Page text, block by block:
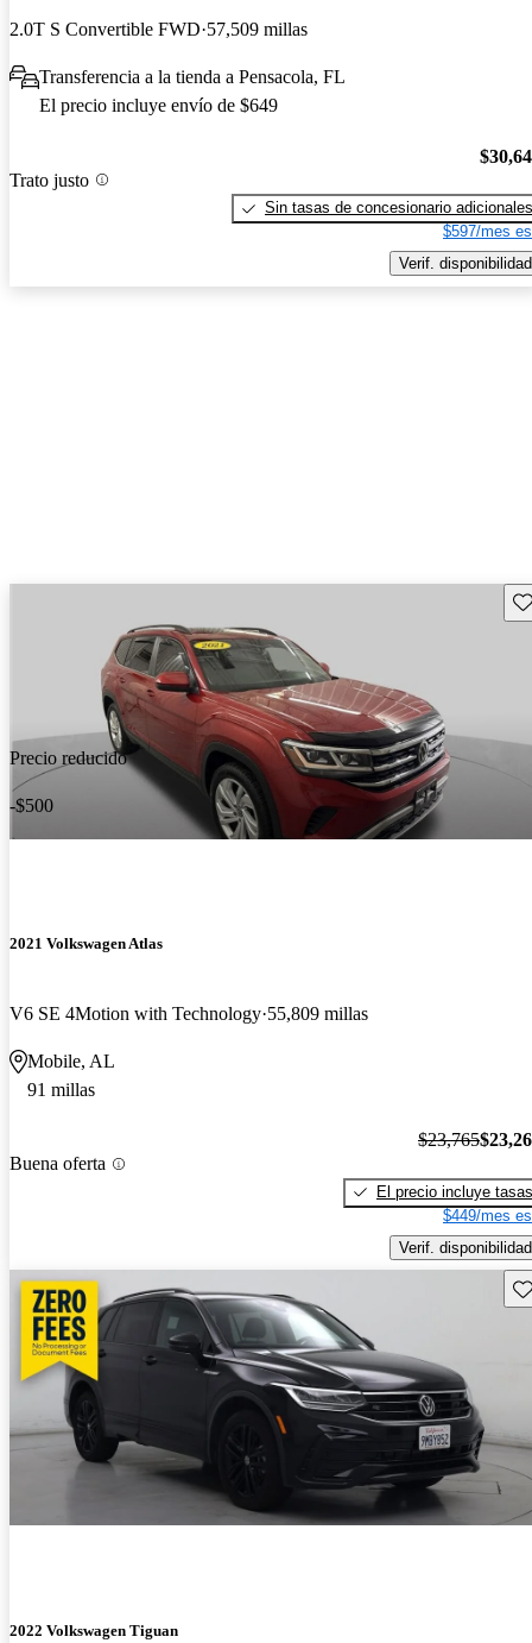
2.0T S Convertible FWD 57,509 millas
Transferencia a la tienda a Pensacola, FL
El precio incluye envío de $649
Trato justo
Sin tasas de concesionario adicionales
$597/mes
Verif. disponibilidad
Precio reducido
-$500
2021 Volkswagen Atlas
V6 SE 4Motion with Technology 55,809 millas
Mobile, AL
91 millas
Buena oferta
$23,765
El precio incluye tasas
$449/mes
Verif. disponibilidad
2022 Volkswagen Tiguan